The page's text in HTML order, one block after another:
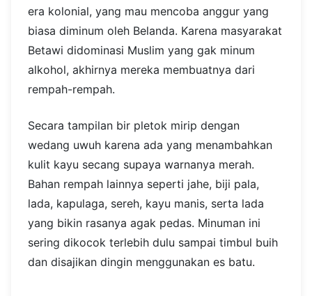
era kolonial, yang mau mencoba anggur yang
biasa diminum oleh Belanda. Karena masyarakat
Betawi didominasi Muslim yang gak minum
alkohol, akhirnya mereka membuatnya dari
rempah-rempah.
Secara tampilan bir pletok mirip dengan
wedang uwuh karena ada yang menambahkan
kulit kayu secang supaya warnanya merah.
Bahan rempah lainnya seperti jahe, biji pala,
lada, kapulaga, sereh, kayu manis, serta lada
yang bikin rasanya agak pedas. Minuman ini
sering dikocok terlebih dulu sampai timbul buih
dan disajikan dingin menggunakan es batu.